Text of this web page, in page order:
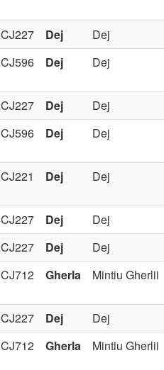
CJ227 Dej
Dej
CJ596 Dej Dej
CJ227 Dej
Dej
CJ596 Dej Dej
CJ221 Dej Dej
CJ227 Dej
Dej
CJ227 Dej
Dej
CJ712 Gherla Mintiu Gherlii
CJ227 Dej
Dej
CJ712 Gherla Mintiu Gherlii